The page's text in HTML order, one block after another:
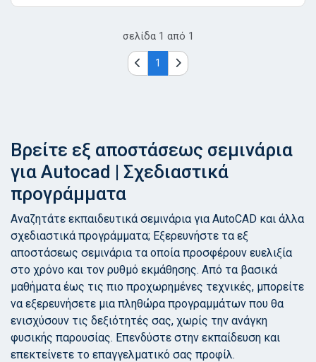
σελίδα 1 από 1
1
Βρείτε εξ αποστάσεως σεμινάρια
για Autocad | Σχεδιαστικά
προγράμματα
Αναζητάτε εκπαιδευτικά σεμινάρια για AutoCAD και άλλα
σχεδιαστικά προγράμματα; Εξερευνήστε τα εξ
αποστάσεως σεμινάρια τα οποία προσφέρουν ευελιξία
στο χρόνο και τον ρυθμό εκμάθησης. Από τα βασικά
μαθήματα έως τις πιο προχωρημένες τεχνικές, μπορείτε
να εξερευνήσετε μια πληθώρα προγραμμάτων που θα
ενισχύσουν τις δεξιότητές σας, χωρίς την ανάγκη
φυσικής παρουσίας. Επενδύστε στην εκπαίδευση και
επεκτείνετε το επαγγελματικό σας προφίλ.